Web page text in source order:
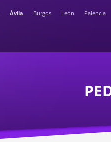
Ávila Burgos León Palencia